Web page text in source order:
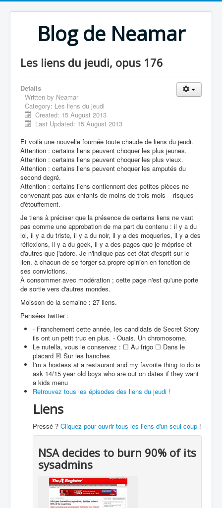
Blog de Neamar
Les liens du jeudi, opus 176
Details
Written by Neamar
Category: Les liens du jeudi
Created: 15 August 2013
Last Updated: 15 August 2013
Et voilà une nouvelle fournée toute chaude de liens du jeudi.
Attention : certains liens peuvent choquer les plus jeunes.
Attention : certains liens peuvent choquer les plus vieux.
Attention : certains liens peuvent choquer les amputés du
second degré.
Attention : certains liens contiennent des petites pièces ne
convenant pas aux enfants de moins de trois mois – risques
d'étouffement.
Je tiens à préciser que la présence de certains liens ne vaut
pas comme une approbation de ma part du contenu : il y a du
lol, il y a du triste, il y a du noir, il y a des moqueries, il y a des
réflexions, il y a du geek, il y a des pages que je méprise et
d'autres que j'adore. Je n'indique pas cet état d'esprit sur le
lien, à chacun de se forger sa propre opinion en fonction de
ses convictions.
À consommer avec modération ; cette page n'est qu'une porte
de sortie vers d'autres mondes.
Moisson de la semaine : 27 liens.
Pensées twitter :
- Franchement cette année, les candidats de Secret Story
ils ont un petit truc en plus. - Ouais. Un chromosome.
Le nutella, vous le conservez : ☐ Au frigo ☐ Dans le
placard ☒ Sur les hanches
I'm a hostess at a restaurant and my favorite thing to do is
ask 14/15 year old boys who are out on dates if they want
a kids menu
Retrouvez tous les épisodes des liens du jeudi !
Liens
Pressé ? Cliquez pour ouvrir tous les liens d'un seul coup !
NSA decides to burn 90% of its
sysadmins